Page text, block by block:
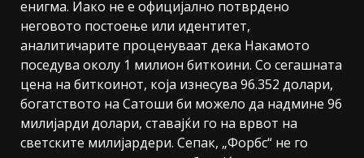
енигма. Иако не е официјално потврдено
неговото постоење или идентитет,
аналитичарите проценуваат дека Накамото
поседува околу 1 милион биткоини. Со сегашната
цена на биткоинот, која изнесува 96.352 долари,
богатството на Сатоши би можело да надмине 96
милијарди долари, ставајќи го на врвот на
светските милијардери. Сепак, „Форбс“ не го